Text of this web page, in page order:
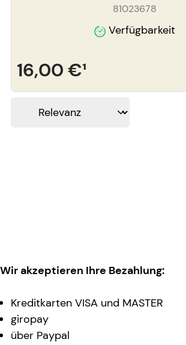
81023678
Verfügbarkeit
16,00 €¹
Wir akzeptieren Ihre Bezahlung:
Kreditkarten VISA und MASTER
giropay
über Paypal